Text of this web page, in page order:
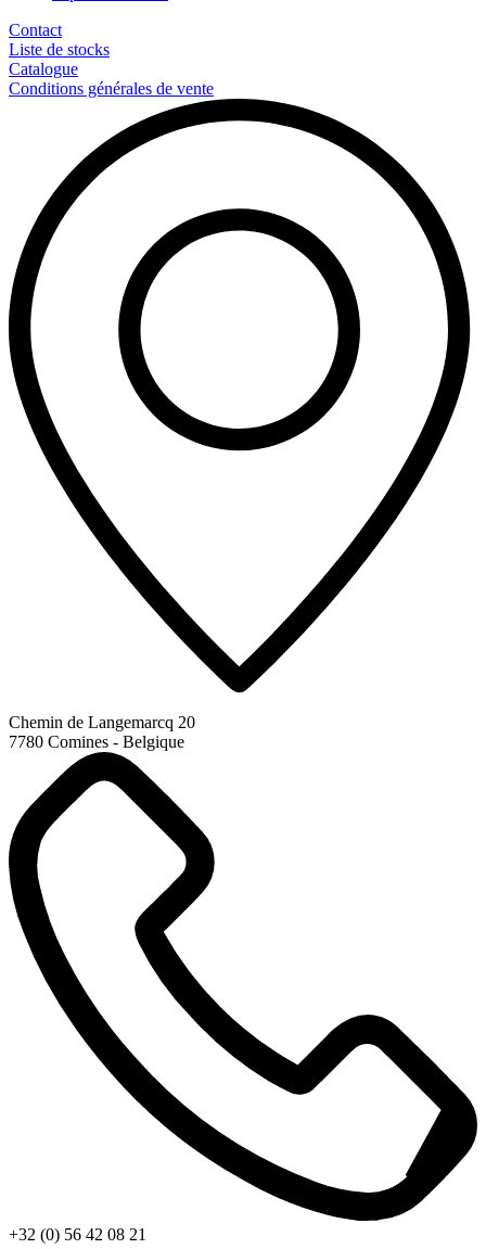
Contact
Liste de stocks
Catalogue
Conditions générales de vente
Chemin de Langemarcq 20
7780 Comines - Belgique
+32 (0) 56 42 08 21